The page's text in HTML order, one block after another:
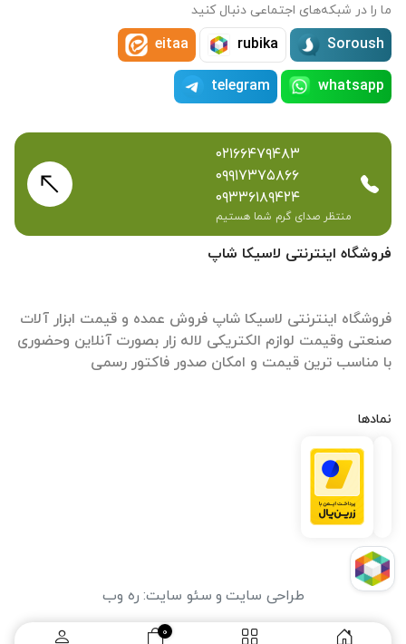
0
فروشگاه اینترنتی لاسیکا شاپ
فروشگاه اینترنتی لاسیکا شاپ فروش عمده و قیمت ابزار آلات
صنعتی وقیمت لوازم الکتریکی لاله زار بصورت آنلاین وحضوری
با مناسب ترین قیمت و امکان صدور فاکتور رسمی
نمادها
ما را در شبکه‌های اجتماعی دنبال کنید
Soroush
rubika
eitaa
whatsapp
telegram
۰۲۱۶۶۴۷۹۴۸۳
۰۹۹۱۷۳۷۵۸۶۶
۰۹۳۳۶۱۸۹۴۲۴
منتظر صدای گرم شما هستیم
طراحی سایت و سئو سایت: ره وب